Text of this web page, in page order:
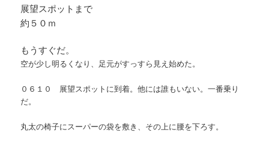
展望スポットまで
約５０ｍ
もうすぐだ。
空が少し明るくなり、足元がすっすら見え始めた。
０６１０ 展望スポットに到着。他には誰もいない。一番乗り
だ。
丸太の椅子にスーパーの袋を敷き、その上に腰を下ろす。